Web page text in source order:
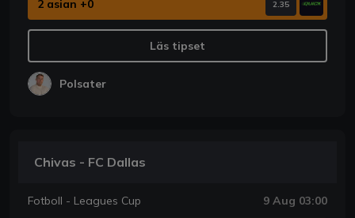
2 asian +0 2.35
Läs tipset
Polsater
Chivas - FC Dallas
Fotboll - Leagues Cup 9 Aug 03:00